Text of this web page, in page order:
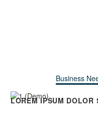
Business
LOREM IPSUM DOLOR